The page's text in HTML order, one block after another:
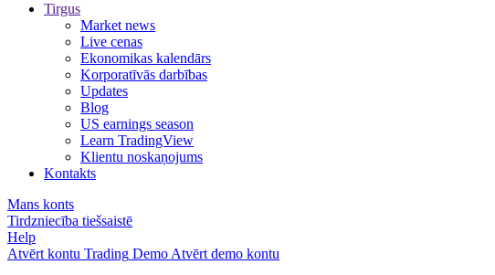
Tirgus
Market news
Live cenas
Ekonomikas kalendārs
Korporatīvās darbības
Updates
Blog
US earnings season
Learn TradingView
Klientu noskaņojums
Kontakts
Mans konts
Tirdzniecība tiešsaistē
Help
Atvērt kontu Trading Demo Atvērt demo kontu